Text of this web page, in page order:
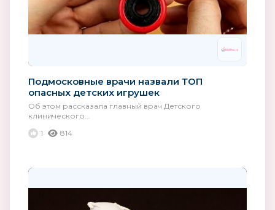
Подмосковные врачи назвали ТОП
опасных детских игрушек
Об этом рассказала главный врач Детского
клинического...
1
814